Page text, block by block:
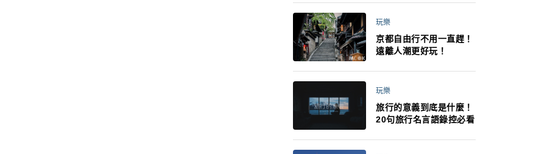
法！
玩樂
京都自由行不用一直趕！
遠離人潮更好玩！
玩樂
旅行的意義到底是什麼！
20句旅行名言語錄控必看